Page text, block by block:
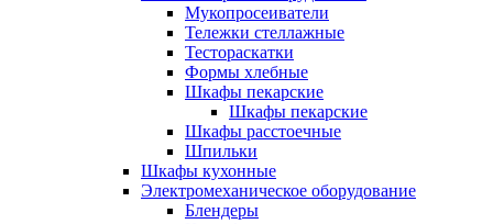
Мукопросеиватели
Тележки стеллажные
Тестораскатки
Формы хлебные
Шкафы пекарские
Шкафы пекарские
Шкафы расстоечные
Шпильки
Шкафы кухонные
Электромеханическое оборудование
Блендеры